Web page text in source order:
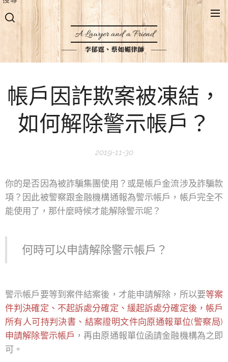
A Lawyer and a Friend
李郁霆、蔡如媚律師
帳戶因詐欺案被凍結，
如何解除警示帳戶？
2019-11-30
你的是否因為被詐騙集團使用？或是帳戶金流涉及詐騙款
項？因此被警察跟金融機構通報為警示帳戶，帳戶完全不
能使用了，那什麼時候才能解除警示呢？
何時可以申請解除警示帳戶？
警示帳戶要等到案件結案後，才能申請解除，所以要等案
件判決確定、不起訴處分確定、緩起訴處分確定後，帳戶
所有人可持判決書、結案證明文件向原通報單位(警察局)
申請解除警示帳戶 ，再由原通報單位函請金融機構為之即
可。